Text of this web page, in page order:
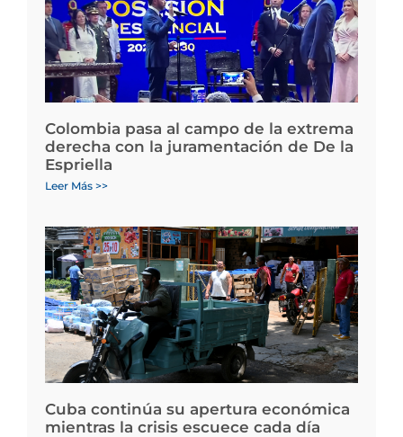
Colombia pasa al campo de la extrema
derecha con la juramentación de De la
Espriella
Leer Más >>
Cuba continúa su apertura económica
mientras la crisis escuece cada día